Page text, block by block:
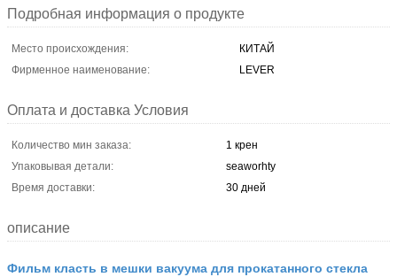
Подробная информация о продукте
Место происхождения:
КИТАЙ
Фирменное наименование:
LEVER
Оплата и доставка Условия
Количество мин заказа:
1 крен
Упаковывая детали:
seaworhty
Время доставки:
30 дней
описание
Фильм класть в мешки вакуума для прокатанного стекла